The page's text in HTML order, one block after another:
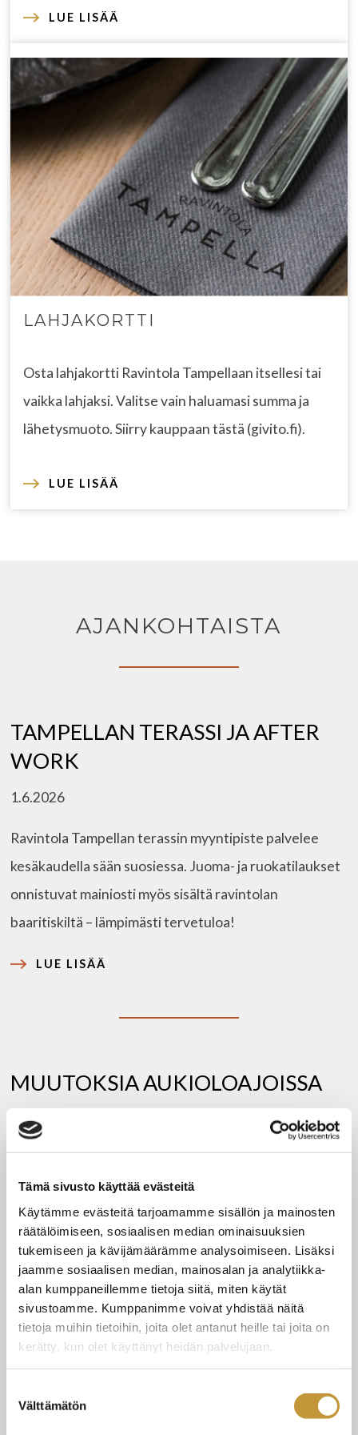
Tämä sivusto käyttää evästeitä
Käytämme evästeitä tarjoamamme sisällön ja mainosten
räätälöimiseen, sosiaalisen median ominaisuuksien
tukemiseen ja kävijämäärämme analysoimiseen. Lisäksi
jaamme sosiaalisen median, mainosalan ja analytiikka-
alan kumppaneillemme tietoja siitä, miten käytät
sivustoamme. Kumppanimme voivat yhdistää näitä
tietoja muihin tietoihin, joita olet antanut heille tai joita on
kerätty, kun olet käyttänyt heidän palvelujaan.
valinta
Välttämätön
LUE LISÄÄ
LAHJAKORTTI
Osta lahjakortti Ravintola Tampellaan itsellesi tai
vaikka lahjaksi. Valitse vain haluamasi summa ja
lähetysmuoto. Siirry kauppaan tästä (givito.fi).
LUE LISÄÄ
AJANKOHTAISTA
TAMPELLAN TERASSI JA AFTER
WORK
1.6.2026
Ravintola Tampellan terassin myyntipiste palvelee
kesäkaudella sään suosiessa. Juoma- ja ruokatilaukset
onnistuvat mainiosti myös sisältä ravintolan
baaritiskiltä – lämpimästi tervetuloa!
LUE LISÄÄ
WORK
MUUTOKSIA AUKIOLOAJOISSA
31.5.2026
päivänä viikossa. Juhlapyhät, poikkeusaukioloajat sekä
mahdolliset yksityistilaisuudet vaikuttavat kuitenkin
aukioloaikoihimme – täältä löydät ajankohtaiset tiedot
LUE LISÄÄ:
MUUTOKSIA
AUKIOLOAJOISSA
AJANKOHTAISTA